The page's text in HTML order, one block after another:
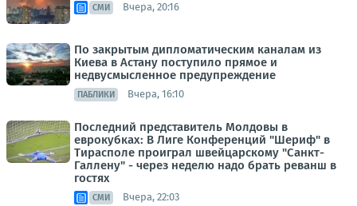
СМИ Вчера, 20:16
По закрытым дипломатическим каналам из
Киева в Астану поступило прямое и
недвусмысленное предупреждение
ПАБЛИКИ Вчера, 16:10
Последний представитель Молдовы в
еврокубках: В Лиге Конференций "Шериф" в
Тирасполе проиграл швейцарскому "Санкт-
Галлену" - через неделю надо брать реванш в
гостях
СМИ Вчера, 22:03